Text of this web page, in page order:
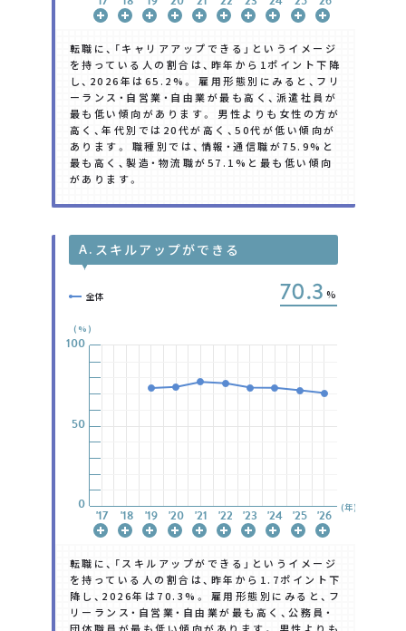
転職に、「キャリアアップできる」というイメージ
を持っている人の割合は、昨年から1ポイント下降
し、2026年は65.2%。 雇用形態別にみると、フリ
ーランス・自営業・自由業が最も高く、派遣社員が
最も低い傾向があります。 男性よりも女性の方が
高く、年代別では20代が高く、50代が低い傾向が
あります。 職種別では、情報・通信職が75.9%と
最も高く、製造・物流職が57.1%と最も低い傾向
があります。
A. スキルアップができる
70.3 %
全体
(年)
(%)
'17 '18 '19 '20 '21 '22 '23 '24 '25 '26
0
50
100
'17 '18 '19 '20 '21 '22 '23 '24 '25 '26
0
50
100
'17 '18 '19 '20 '21 '22 '23 '24 '25 '26
0
50
100
'17 '18 '19 '20 '21 '22 '23 '24 '25 '26
0
50
100
'17 '18 '19 '20 '21 '22 '23 '24 '25 '26
0
50
100
'17 '18 '19 '20 '21 '22 '23 '24 '25 '26
0
50
100
'17 '18 '19 '20 '21 '22 '23 '24 '25 '26
0
50
100
転職に、「スキルアップができる」というイメージ
を持っている人の割合は、昨年から1.7ポイント下
降し、2026年は70.3%。 雇用形態別にみると、フ
リーランス・自営業・自由業が最も高く、公務員・